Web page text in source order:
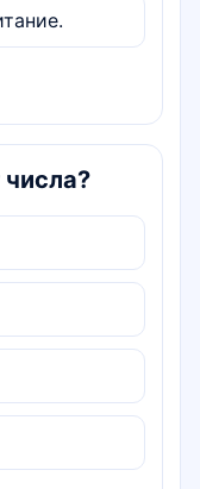
числа?